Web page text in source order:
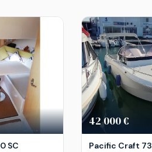
SC
42 000 €
Pacific Craft